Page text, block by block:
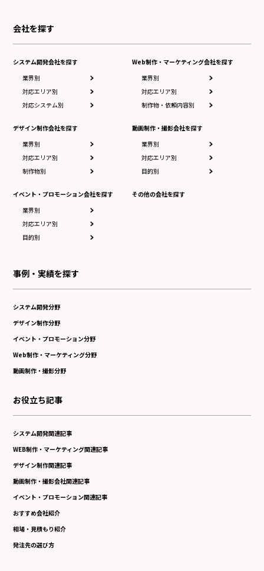
会社を探す
システム開発会社を探す
業界別
対応エリア別
対応システム別
デザイン制作会社を探す
業界別
対応エリア別
制作物別
イベント・プロモーション会社を探す
業界別
対応エリア別
目的別
Web制作・マーケティング会社を探す
業界別
対応エリア別
制作物・依頼内容別
動画制作・撮影会社を探す
業界別
対応エリア別
目的別
その他の会社を探す
事例・実績を探す
システム開発分野
デザイン制作分野
イベント・プロモーション分野
Web制作・マーケティング分野
動画制作・撮影分野
お役立ち記事
システム開発関連記事
WEB制作・マーケティング関連記事
デザイン制作関連記事
動画制作・撮影会社関連記事
イベント・プロモーション関連記事
おすすめ会社紹介
相場・見積もり紹介
発注先の選び方